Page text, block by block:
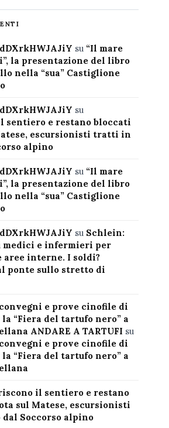
su “Il mare
la presentazione del libro
nella “sua” Castiglione
su
sentiero e restano bloccati
escursionisti tratti in
alpino
su “Il mare
la presentazione del libro
nella “sua” Castiglione
su Schlein:
medici e infermieri per
interne. I soldi?
ponte sullo stretto di
e prove cinofile di
“Fiera del tartufo nero” a
ANDARE A TARTUFI su
e prove cinofile di
“Fiera del tartufo nero” a
il sentiero e restano
sul Matese, escursionisti
Soccorso alpino